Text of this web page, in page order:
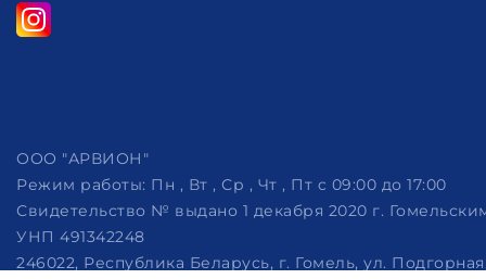
ООО "АРВИОН"
Режим работы: Пн , Вт , Ср , Чт , Пт c 09:00 до 17:00
Свидетельство № выдано 1 декабря 2020 г.
УНП 491342248
246022, Республика Беларусь, г. Гомель, ул.